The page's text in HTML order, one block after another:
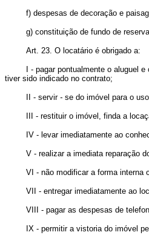
f) despesas de decoração e
g) constituição de fundo de
Art. 23. O locatário é obrigado a:
I - pagar pontualmente o aluguel
tiver sido indicado no contrato;
II - servir - se do imóvel para o
III - restituir o imóvel, finda a
IV - levar imediatamente ao
V - realizar a imediata reparação
VI - não modificar a forma interna
VII - entregar imediatamente ao
VIII - pagar as despesas de
IX - permitir a vistoria do imóvel